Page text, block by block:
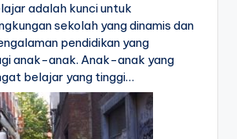
adalah kunci untuk
sekolah yang dinamis dan
pendidikan yang
anak-anak. Anak-anak yang
belajar yang tinggi…